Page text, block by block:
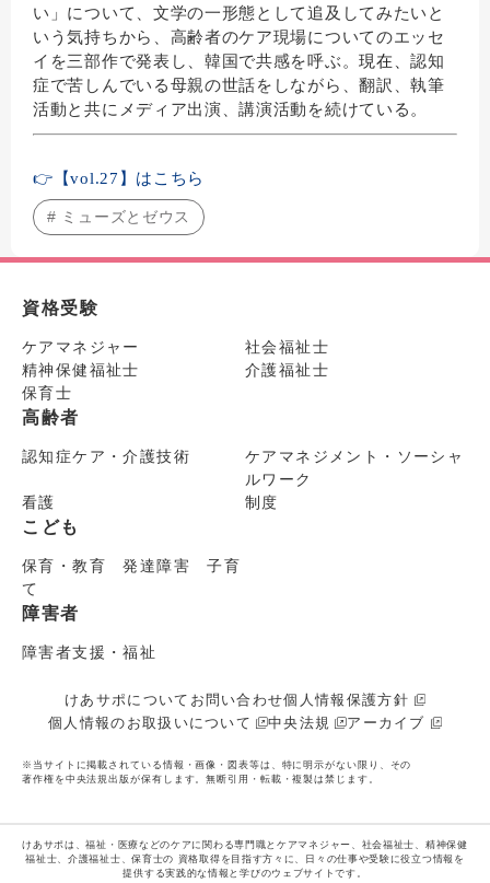
い」について、文学の一形態として追及してみたいと
いう気持ちから、高齢者のケア現場についてのエッセ
イを三部作で発表し、韓国で共感を呼ぶ。現在、認知
症で苦しんでいる母親の世話をしながら、翻訳、執筆
活動と共にメディア出演、講演活動を続けている。
👉【vol.27】はこちら
# ミューズとゼウス
資格受験
ケアマネジャー
社会福祉士
精神保健福祉士
介護福祉士
保育士
高齢者
認知症ケア・介護技術
ケアマネジメント・ソーシャ
ルワーク
看護
制度
こども
保育・教育 発達障害 子育
て
障害者
障害者支援・福祉
けあサポについて お問い合わせ個人情報保護方針
個人情報のお取扱いについて
中央法規 アーカイブ
※当サイトに掲載されている情報・画像・図表等は、特に明示がない限り、その
著作権を中央法規出版が保有します。無断引用・転載・複製は禁じます。
けあサポは、福祉・医療などのケアに関わる専門職とケアマネジャー、社会福祉士、精神保健
福祉士、介護福祉士、保育士の 資格取得を目指す方々に、日々の仕事や受験に役立つ情報を
提供する実践的な情報と学びのウェブサイトです。